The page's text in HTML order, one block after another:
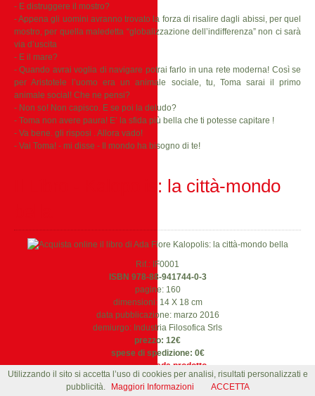
- E distruggere il mostro?
- Appena gli uomini avranno trovato la forza di risalire dagli abissi, per quel
mostro, per quella maledetta “globalizzazione dell’indifferenza” non ci sarà
via d’uscita
- E il mare?
- Quando avrai voglia di navigare potrai farlo in una rete moderna! Così se
per Aristotele l’uomo era un animale sociale, tu, Toma sarai il primo
animale social! Che ne pensi?
- Non so! Non capisco. E se poi la deludo?
- Toma non avere paura! E’ la sfida più bella che ti potesse capitare !
- Va bene. gli risposi . Allora vado!
- Vai Toma! - mi disse - Il mondo ha bisogno di te!
Il Libro - Kalopolis: la città-mondo
Rif.: IF0001
ISBN 978-88-941744-0-3
pagine: 160
dimensioni: 14 X 18 cm
data pubblicazione: marzo 2016
demiurgo: Industria Filosofica Srls
prezzo: 12€
spese di spedizione: 0€
Leggi la scheda prodotto
Utilizzando il sito si accetta l’uso di cookies per analisi, risultati personalizzati e
pubblicità.
Maggiori Informazioni ACCETTA